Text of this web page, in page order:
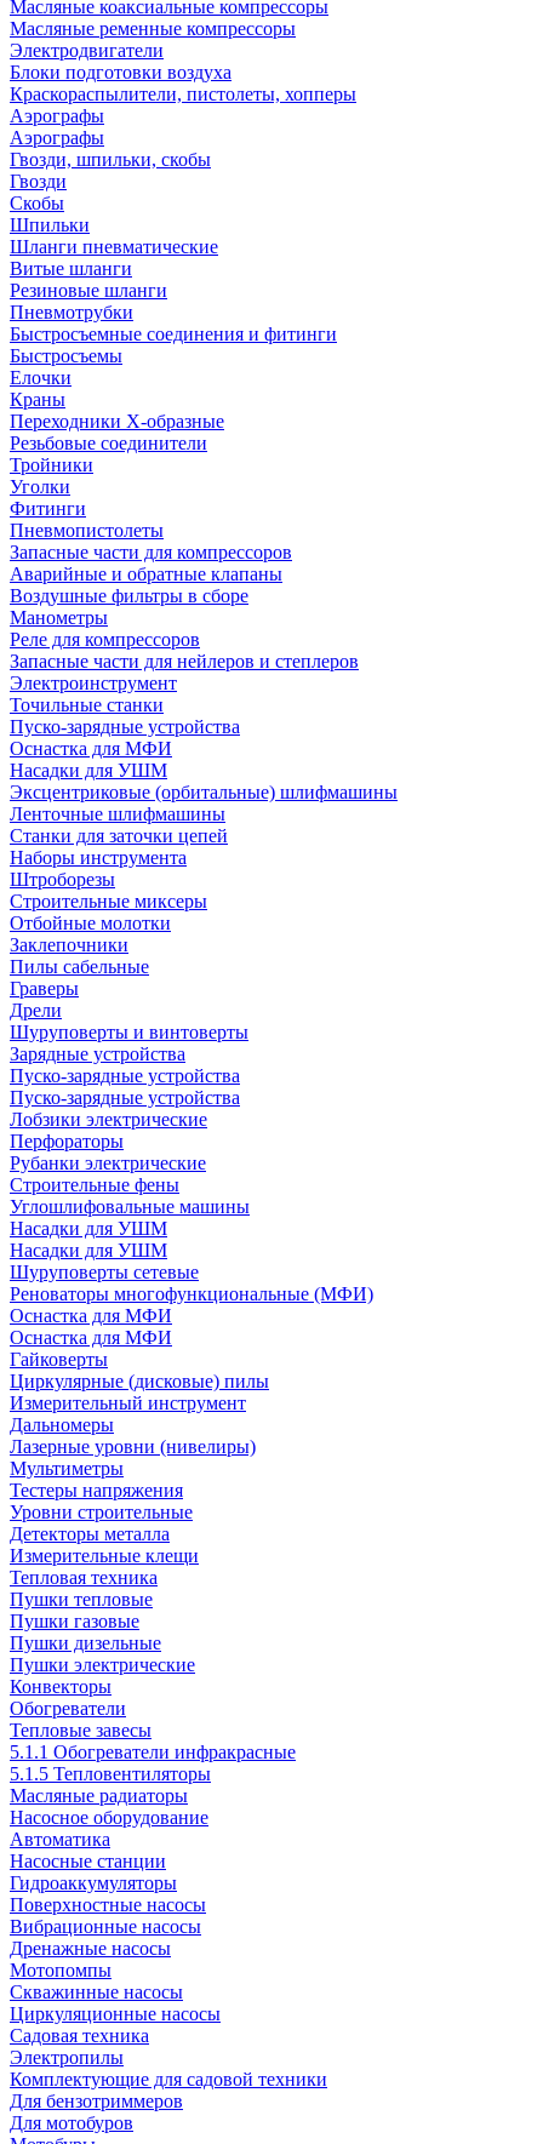
Масляные коаксиальные компрессоры
Масляные ременные компрессоры
Электродвигатели
Блоки подготовки воздуха
Краскораспылители, пистолеты, хопперы
Аэрографы
Аэрографы
Гвозди, шпильки, скобы
Гвозди
Скобы
Шпильки
Шланги пневматические
Витые шланги
Резиновые шланги
Пневмотрубки
Быстросъемные соединения и фитинги
Быстросъемы
Елочки
Краны
Переходники Х-образные
Резьбовые соединители
Тройники
Уголки
Фитинги
Пневмопистолеты
Запасные части для компрессоров
Аварийные и обратные клапаны
Воздушные фильтры в сборе
Манометры
Реле для компрессоров
Запасные части для нейлеров и степлеров
Электроинструмент
Точильные станки
Пуско-зарядные устройства
Оснастка для МФИ
Насадки для УШМ
Эксцентриковые (орбитальные) шлифмашины
Ленточные шлифмашины
Станки для заточки цепей
Наборы инструмента
Штроборезы
Строительные миксеры
Отбойные молотки
Заклепочники
Пилы сабельные
Граверы
Дрели
Шуруповерты и винтоверты
Зарядные устройства
Пуско-зарядные устройства
Пуско-зарядные устройства
Лобзики электрические
Перфораторы
Рубанки электрические
Строительные фены
Углошлифовальные машины
Насадки для УШМ
Насадки для УШМ
Шуруповерты сетевые
Реноваторы многофункциональные (МФИ)
Оснастка для МФИ
Оснастка для МФИ
Гайковерты
Циркулярные (дисковые) пилы
Измерительный инструмент
Дальномеры
Лазерные уровни (нивелиры)
Мультиметры
Тестеры напряжения
Уровни строительные
Детекторы металла
Измерительные клещи
Тепловая техника
Пушки тепловые
Пушки газовые
Пушки дизельные
Пушки электрические
Конвекторы
Обогреватели
Тепловые завесы
5.1.1 Обогреватели инфракрасные
5.1.5 Тепловентиляторы
Масляные радиаторы
Насосное оборудование
Автоматика
Насосные станции
Гидроаккумуляторы
Поверхностные насосы
Вибрационные насосы
Дренажные насосы
Мотопомпы
Скважинные насосы
Циркуляционные насосы
Садовая техника
Электропилы
Комплектующие для садовой техники
Для бензотриммеров
Для мотобуров